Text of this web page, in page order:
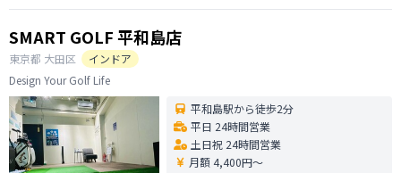
SMART GOLF 平和島店
東京都 大田区
インドア
Design Your Golf Life
平和島駅から徒歩2分
平日 24時間営業
土日祝 24時間営業
月額 4,400円〜